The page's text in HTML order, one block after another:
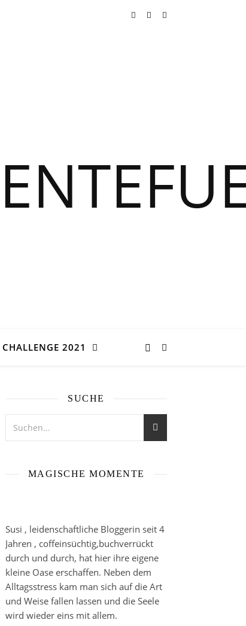
CHALLENGE 2021
SUCHE
MAGISCHE MOMENTE
Susi , leidenschaftliche Bloggerin seit 4
Jahren , coffeinsüchtig,buchverrückt
durch und durch, hat hier ihre eigene
kleine Oase erschaffen. Neben dem
Alltagsstress kam man sich auf die Art
und Weise fallen lassen und die Seele
wird wieder eins mit allem.